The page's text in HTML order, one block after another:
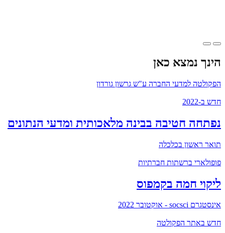
הינך נמצא כאן
הפקולטה למדעי החברה ע"ש גרשון גורדון
חדש ב-2022
נפתחה חטיבה בבינה מלאכותית ומדעי הנתונים
תואר ראשון בכלכלה
פופולארי ברשתות חברתיות
ליקוי חמה בקמפוס
אינסטגרם socsci - אוקטובר 2022
חדש באתר הפקולטה